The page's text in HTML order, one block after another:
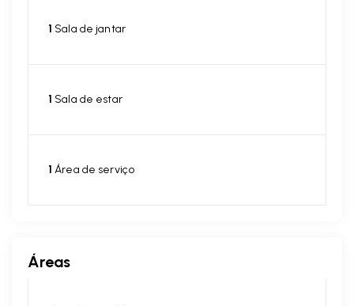
1 Sala de jantar
1 Sala de estar
1 Área de serviço
Áreas